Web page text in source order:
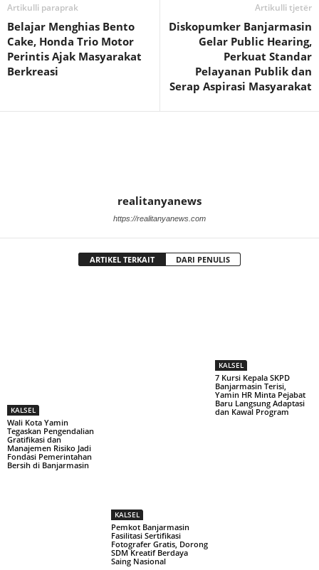
Artikulli paraprak
Belajar Menghias Bento
Cake, Honda Trio Motor
Perintis Ajak Masyarakat
Berkreasi
Artikulli tjetër
Diskopumker Banjarmasin
Gelar Public Hearing,
Perkuat Standar
Pelayanan Publik dan
Serap Aspirasi Masyarakat
realitanyanews
https://realitanyanews.com
ARTIKEL TERKAIT DARI PENULIS
KALSEL
Wali Kota Yamin
Tegaskan Pengendalian
Gratifikasi dan
Manajemen Risiko Jadi
Fondasi Pemerintahan
Bersih di Banjarmasin
KALSEL
Pemkot Banjarmasin
Fasilitasi Sertifikasi
Fotografer Gratis, Dorong
SDM Kreatif Berdaya
Saing Nasional
KALSEL
7 Kursi Kepala SKPD
Banjarmasin Terisi,
Yamin HR Minta Pejabat
Baru Langsung Adaptasi
dan Kawal Program